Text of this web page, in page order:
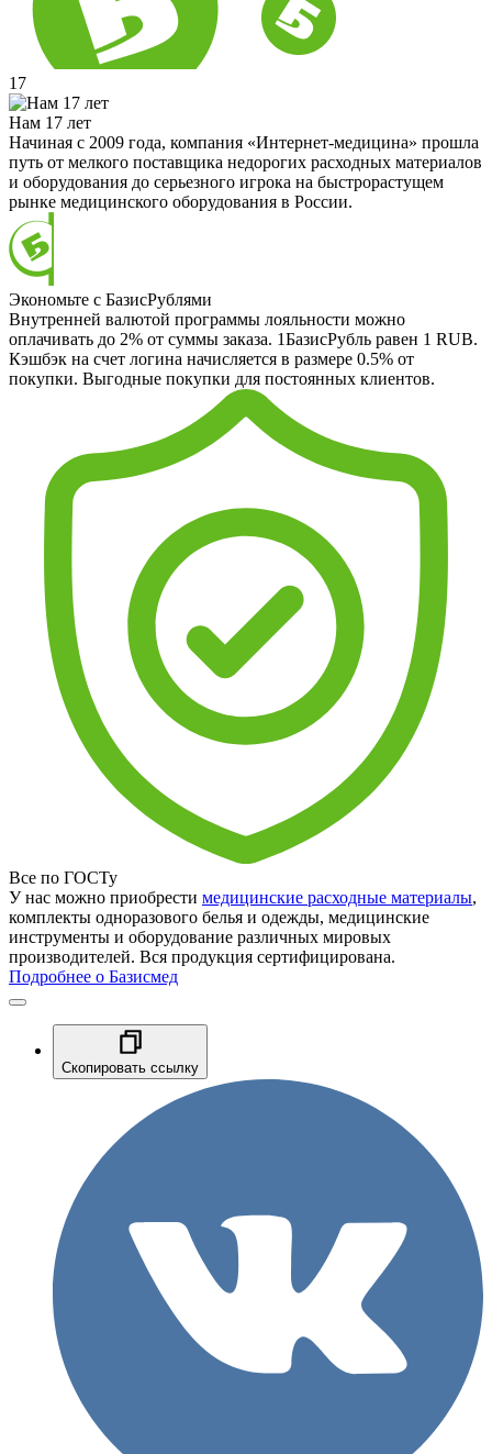
17
Нам 17 лет
Начиная с 2009 года, компания «Интернет-медицина» прошла
путь от мелкого поставщика недорогих расходных материалов
и оборудования до серьезного игрока на быстрорастущем
рынке медицинского оборудования в России.
Экономьте с БазисРублями
Внутренней валютой программы лояльности можно
оплачивать до 2% от суммы заказа. 1БазисРубль равен 1 RUB.
Кэшбэк на счет логина начисляется в размере 0.5% от
покупки. Выгодные покупки для постоянных клиентов.
Все по ГОСТу
У нас можно приобрести медицинские расходные материалы,
комплекты одноразового белья и одежды, медицинские
инструменты и оборудование различных мировых
производителей. Вся продукция сертифицирована.
Подробнее о Базисмед
Скопировать ссылку